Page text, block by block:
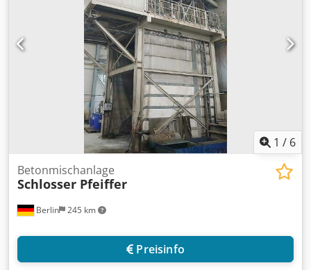
Benutzer und Fernzugriff Sehr geringe Transportkosten:
Zwei Container. Die Installation und Inbetriebnahme der
Anlage liegt in unserer Verantwortung. Dedpeflz Hfjfx Al
Sjck Wir bieten einen exzellenten After-Sales-Service. 24/7
DIENSTLEISTUNGEN. Export von mehr als 1000
Betonfertigungsanlagen in mehr als 90 Länder auf der
ganzen Welt. * NIEDRIGE VERSANDKOSTEN (zwei 40F-OT-
Container oder zwei Standard-Anhänger) * SCHNELLE
INSTALLATION * EINFACHE UND EINFACHE VERWENDUNG"
1 / 6
Berlin 245 km
Betonmischanlage
Schlosser Pfeiffer
Preisinfo